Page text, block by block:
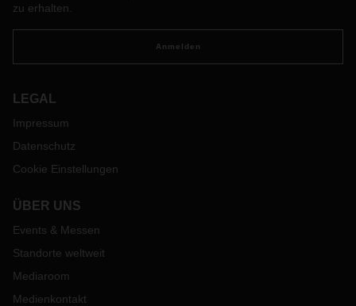
zu erhalten.
Anmelden
LEGAL
Impressum
Datenschutz
Cookie Einstellungen
ÜBER UNS
Events & Messen
Standorte weltweit
Mediaroom
Medienkontakt